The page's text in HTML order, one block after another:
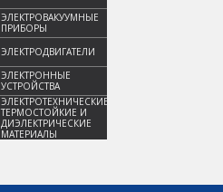
ЭЛЕКТРОВАКУУМНЫЕ
ПРИБОРЫ
ЭЛЕКТРОДВИГАТЕЛИ
ЭЛЕКТРОННЫЕ
УСТРОЙСТВА
ЭЛЕКТРОТЕХНИЧЕСКИЕ,
ТЕРМОСТОЙКИЕ И
ДИЭЛЕКТРИЧЕСКИЕ
МАТЕРИАЛЫ